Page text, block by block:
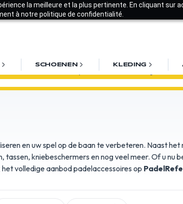
la meilleure et la plus pertinente. En cliquant sur
à notre politique de confidentialité.
SCHOENEN KLEDING
en uw spel op de baan te verbeteren. Naast
kniebeschermers en nog veel meer. Of u nu
volledige aanbod padelaccessoires op